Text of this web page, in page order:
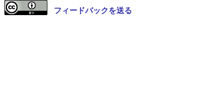
フィードバックを送る